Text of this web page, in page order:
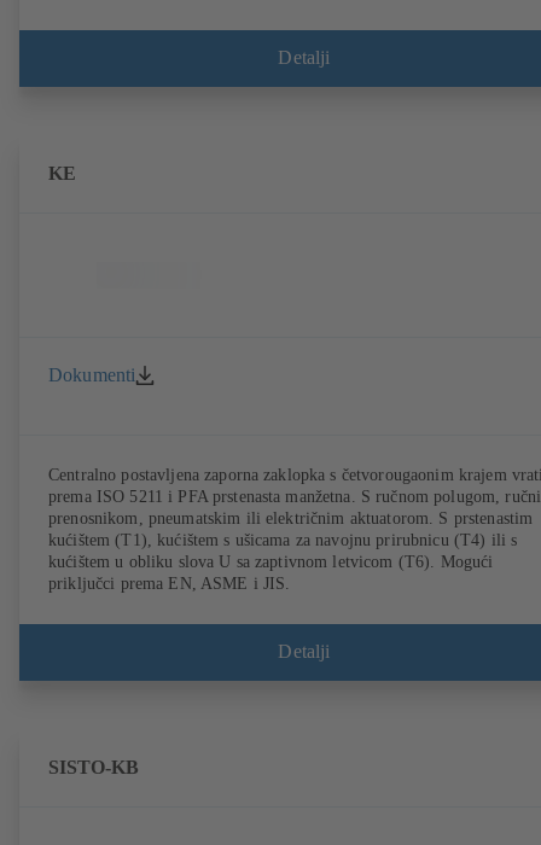
i ugradnju u svojstvu završne armature s kontraprirubnicom.
Detalji
KE
Dokumenti
Centralno postavljena zaporna zaklopka s četvorougaonim krajem
prema ISO 5211 i PFA prstenasta manžetna. S ručnom polugom,
prenosnikom, pneumatskim ili električnim aktuatorom. S prstenastim
kućištem (T1), kućištem s ušicama za navojnu prirubnicu (T4) ili s
kućištem u obliku slova U sa zaptivnom letvicom (T6). Mogući
priključci prema EN, ASME i JIS.
Detalji
SISTO-KB